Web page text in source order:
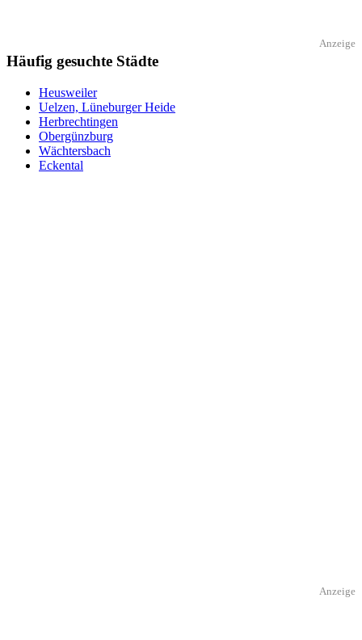
Anzeige
Häufig gesuchte Städte
Heusweiler
Uelzen, Lüneburger Heide
Herbrechtingen
Obergünzburg
Wächtersbach
Eckental
Anzeige